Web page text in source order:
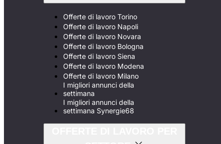
Offerte di lavoro Torino
Offerte di lavoro Napoli
Offerte di lavoro Novara
Offerte di lavoro Bologna
Offerte di lavoro Siena
Offerte di lavoro Modena
Offerte di lavoro Milano
I migliori annunci della
settimana
I migliori annunci della
settimana Synergie68